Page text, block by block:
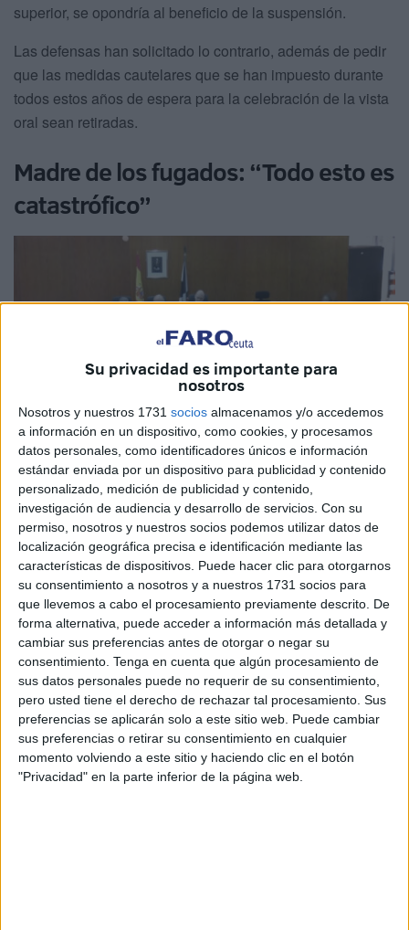
Su privacidad es importante para
nosotros
Nosotros y nuestros 1731 socios almacenamos y/o accedemos
a información en un dispositivo, como cookies, y procesamos
datos personales, como identificadores únicos e información
estándar enviada por un dispositivo para publicidad y contenido
personalizado, medición de publicidad y contenido,
investigación de audiencia y desarrollo de servicios. Con su
permiso, nosotros y nuestros socios podemos utilizar datos de
localización geográfica precisa e identificación mediante las
características de dispositivos. Puede hacer clic para otorgarnos
su consentimiento a nosotros y a nuestros 1731 socios para
que llevemos a cabo el procesamiento previamente descrito. De
forma alternativa, puede acceder a información más detallada y
cambiar sus preferencias antes de otorgar o negar su
consentimiento. Tenga en cuenta que algún procesamiento de
sus datos personales puede no requerir de su consentimiento,
pero usted tiene el derecho de rechazar tal procesamiento. Sus
preferencias se aplicarán solo a este sitio web. Puede cambiar
sus preferencias o retirar su consentimiento en cualquier
momento volviendo a este sitio y haciendo clic en el botón
"Privacidad" en la parte inferior de la página web.
superior, se opondría al beneficio de la suspensión.
Las defensas han solicitado lo contrario, además de pedir
que las medidas cautelares que se han impuesto durante
todos estos años de espera para la celebración de la vista
oral sean retiradas.
Madre de los fugados: “Todo esto es
catastrófico”
A.L.R., madre de los dos fugados en este procedimiento,
ha dejado claro que todo lo que ha conseguido en la vida
ha sido “fruto de mi trabajo”, viéndose ayudada por sus
hijos y lamentando que la hija que tiene “esté sentada
aquí” porque “no debía estarlo”.
“Para mí todo esto es catastrófico” ha dicho, denunciando
que se ha orquestado una actuación cuando los bienes
que haya podido adquirir son ajenos a cualquier acción
delictiva.
Hermana de los fugados: “Soy
inocente de todo”